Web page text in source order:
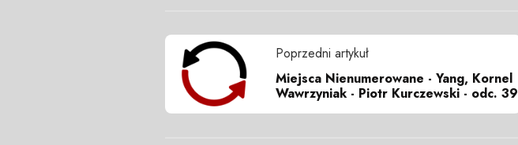
Poprzedni artykuł
Miejsca Nienumerowane - Yang, Kornel
Wawrzyniak - Piotr Kurczewski - odc. 39